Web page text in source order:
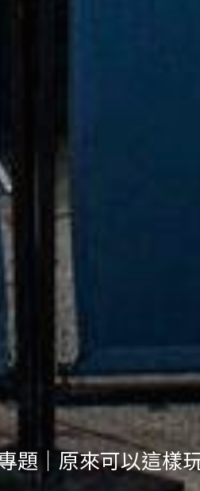
題｜原來可以這樣
品牌 HAY 經營一